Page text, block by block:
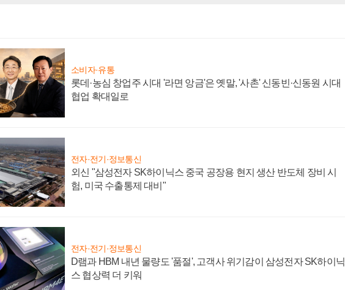
소비자·유통
롯데·농심 창업주 시대 '라면 앙금'은 옛말, '사촌' 신동빈·신동원 시대
협업 확대일로
전자·전기·정보통신
외신 "삼성전자 SK하이닉스 중국 공장용 현지 생산 반도체 장비 시
험, 미국 수출통제 대비"
전자·전기·정보통신
D램과 HBM 내년 물량도 '품절', 고객사 위기감이 삼성전자 SK하이닉
스 협상력 더 키워